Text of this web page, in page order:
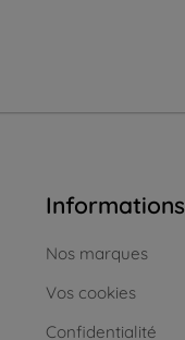
Informations
Nos marques
Vos cookies
Confidentialité